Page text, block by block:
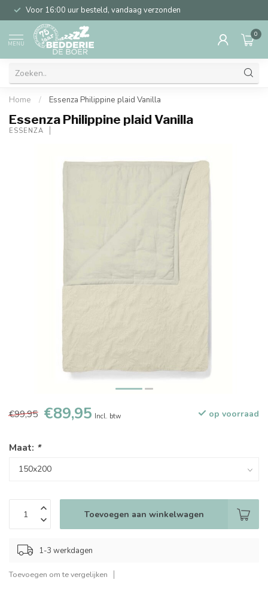
Voor 16:00 uur besteld, vandaag verzonden
MENU
0
Home / Essenza Philippine plaid Vanilla
Essenza Philippine plaid Vanilla
ESSENZA
€99,95 €89,95 Incl. btw op voorraad
Maat: *
Toevoegen aan winkelwagen
1-3 werkdagen
Toevoegen om te vergelijken